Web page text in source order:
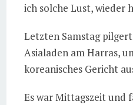
ich solche Lust, wieder
Letzten Samstag
Asialaden am Harras,
koreanisches Gericht
Es war Mittagszeit und